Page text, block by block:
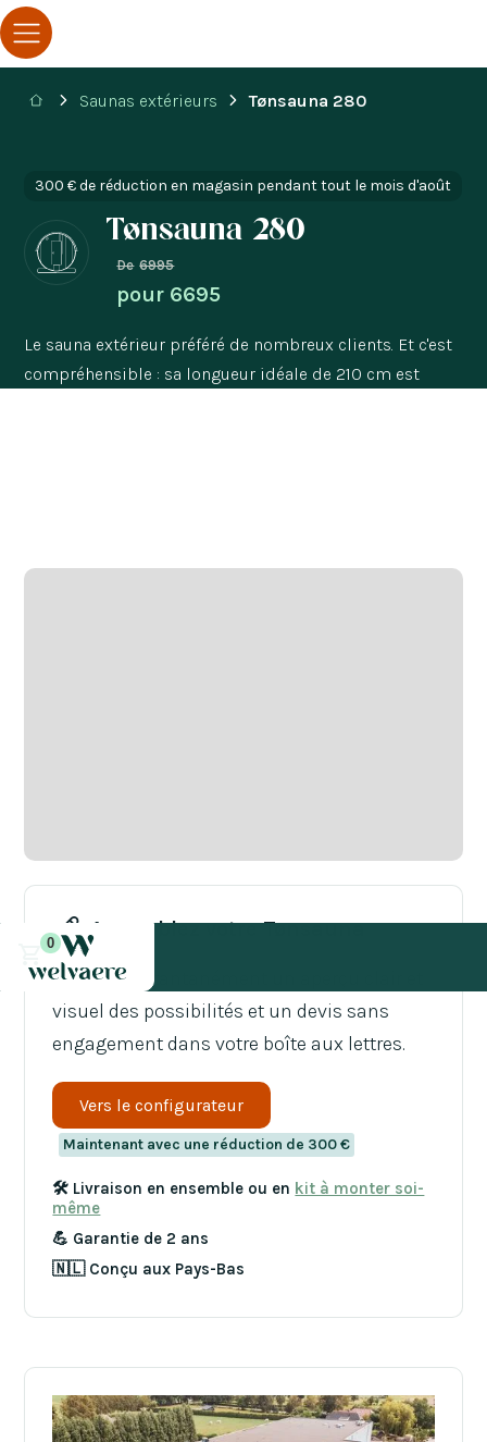
0
Saunas extérieurs Tønsauna 280
300 € de réduction en magasin pendant tout le mois d'août
Tønsauna 280
De 6995
pour 6695
Le sauna extérieur préféré de nombreux clients. Et c'est
compréhensible : sa longueur idéale de 210 cm est
Assemblez votre Tønsauna
Recevez instantanément un aperçu clair et
visuel des possibilités et un devis sans
engagement dans votre boîte aux lettres.
Vers le configurateur
Maintenant avec une réduction de 300 €
🛠️ Livraison en ensemble ou en kit à monter soi-
même
💪 Garantie de 2 ans
🇳🇱 Conçu aux Pays-Bas